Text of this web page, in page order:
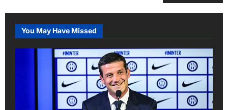
You May Have Missed